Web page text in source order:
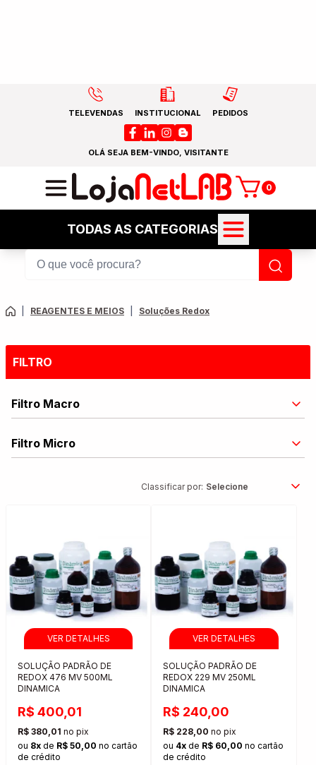
TELEVENDAS INSTITUCIONAL PEDIDOS
OLÁ SEJA BEM-VINDO, VISITANTE
0
TODAS AS CATEGORIAS
REAGENTES E MEIOS Soluções Redox
FILTRO
Filtro Macro
Filtro Micro
Classificar por:
SOLUÇÃO PADRÃO DE
REDOX 476 MV 500ML
DINAMICA
R$ 400,01
R$ 380,01 no pix
ou 8x de R$ 50,00 no cartão
de crédito
SOLUÇÃO PADRÃO DE
REDOX 229 MV 250ML
DINAMICA
R$ 240,00
R$ 228,00 no pix
ou 4x de R$ 60,00 no cartão
de crédito